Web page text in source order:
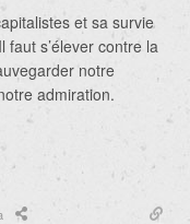
et sa survie
s’élever contre la
notre
admiration.